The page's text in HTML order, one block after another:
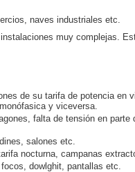
naves industriales etc.
muy complejas.
de su tarifa de potencia en
y viceversa.
falta de tensión en parte
salones etc.
nocturna, campanas
dowlghit, pantallas etc.